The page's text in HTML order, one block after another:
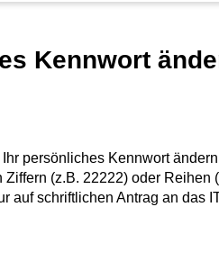
Kennwort
persönliches Kennwort
Ziffern (z.B. 22222) oder
auf schriftlichen Antrag an das